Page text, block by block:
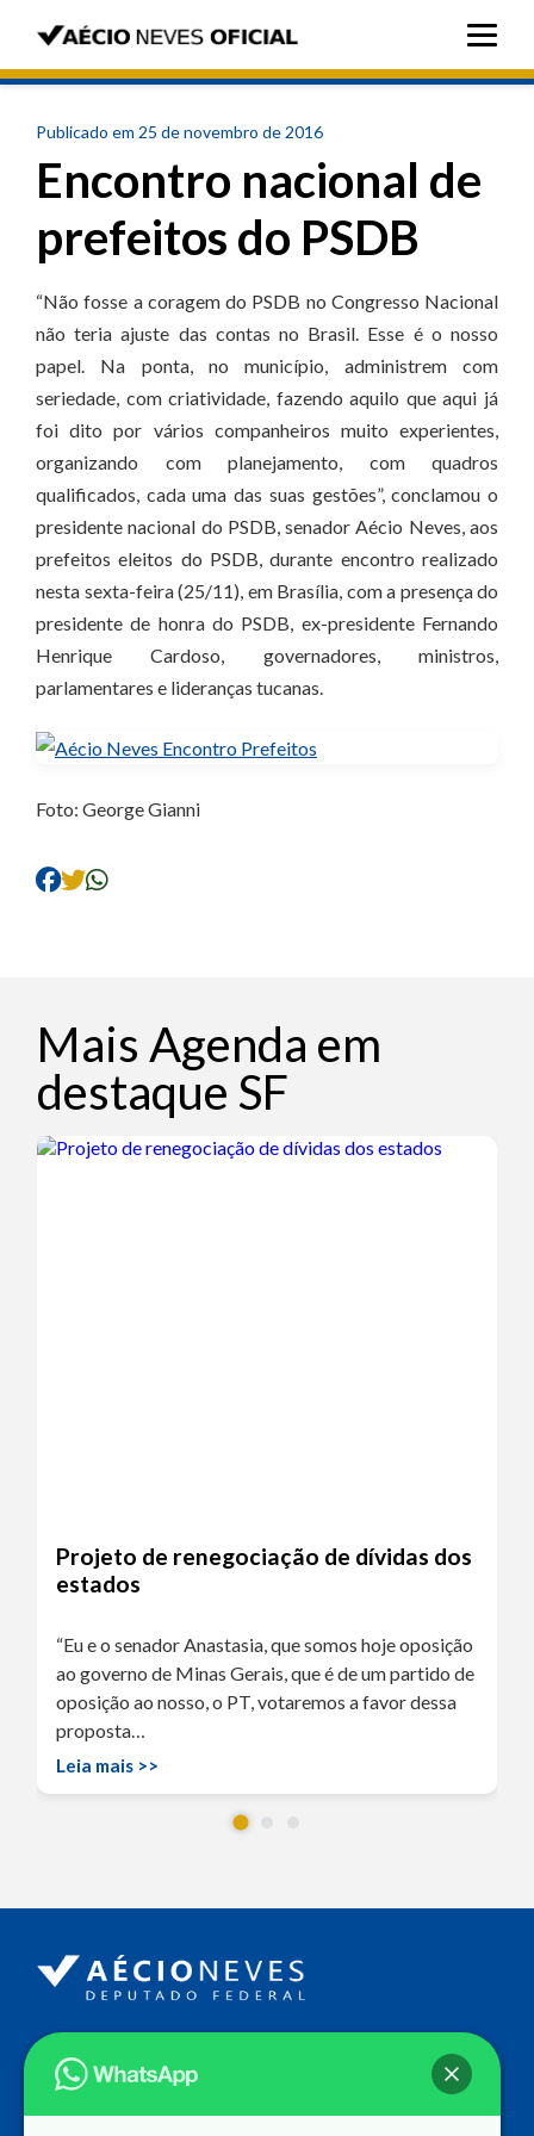
Publicado em 25 de novembro de 2016
Encontro nacional de
prefeitos do PSDB
“Não fosse a coragem do PSDB no Congresso Nacional
não teria ajuste das contas no Brasil. Esse é o nosso
papel. Na ponta, no município, administrem com
seriedade, com criatividade, fazendo aquilo que aqui já
foi dito por vários companheiros muito experientes,
organizando com planejamento, com quadros
qualificados, cada uma das suas gestões”, conclamou o
presidente nacional do PSDB, senador Aécio Neves, aos
prefeitos eleitos do PSDB, durante encontro realizado
nesta sexta-feira (25/11), em Brasília, com a presença do
presidente de honra do PSDB, ex-presidente Fernando
Henrique Cardoso, governadores, ministros,
parlamentares e lideranças tucanas.
Foto: George Gianni
Mais Agenda em
destaque SF
Projeto de renegociação de dívidas dos
estados
“Eu e o senador Anastasia, que somos hoje oposição
ao governo de Minas Gerais, que é de um partido de
oposição ao nosso, o PT, votaremos a favor dessa
proposta…
Leia mais >>
Endereço
Câmara dos Deputados
Ed. Principal, Ala C – Gabinete